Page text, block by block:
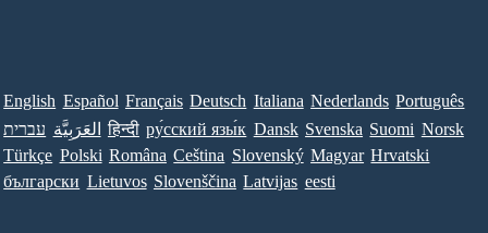
English Español Français Deutsch Italiana Nederlands Português
עברית العَرَبِيَّة हिन्दी ру́сский язы́к Dansk Svenska Suomi Norsk
Türkçe Polski Româna Ceština Slovenský Magyar Hrvatski
български Lietuvos Slovenščina Latvijas eesti